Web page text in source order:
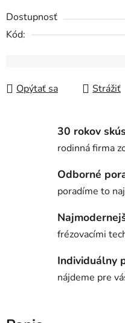
Dostupnosť
Kód:
Opýtať sa Strážiť
30 rokov
rodinná firma
Odborné
poradíme to
frézovacími
Individuálny
nájdeme pre